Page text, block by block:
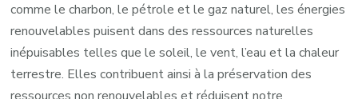
comme le charbon, le pétrole et le gaz naturel, les énergies
renouvelables puisent dans des ressources naturelles
inépuisables telles que le soleil, le vent, l’eau et la chaleur
terrestre. Elles contribuent ainsi à la préservation des